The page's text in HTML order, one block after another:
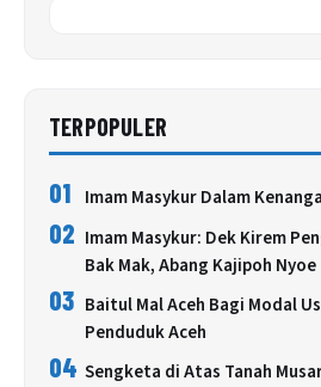
TERPOPULER
01 Imam Masykur Dalam
02 Imam Masykur: Dek Kirem
Bak Mak, Abang Kajipoh Nyoe
03 Baitul Mal Aceh Bagi Modal
Penduduk Aceh
04 Sengketa di Atas Tanah